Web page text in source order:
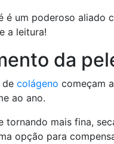
é um poderoso aliado
a leitura!
da
de colágeno começam
ao ano.
mais fina,
opção para